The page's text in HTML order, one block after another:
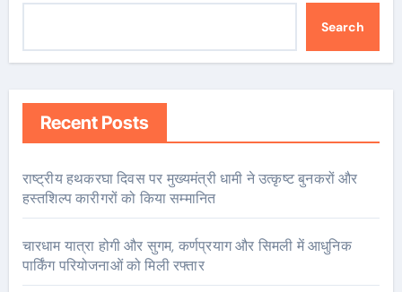
Search
Recent Posts
राष्ट्रीय हथकरघा दिवस पर मुख्यमंत्री धामी ने उत्कृष्ट बुनकरों और
हस्तशिल्प कारीगरों को किया सम्मानित
चारधाम यात्रा होगी और सुगम, कर्णप्रयाग और सिमली में आधुनिक
पार्किंग परियोजनाओं को मिली रफ्तार